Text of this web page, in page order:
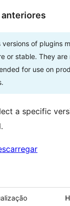
versions of plugins
or stable. They are
for use on
a specific